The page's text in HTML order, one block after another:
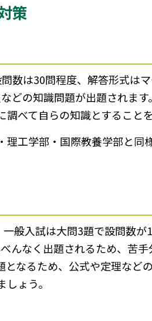
策
数は30問程度、解答形式は
どの知識問題が出題されま
べて自らの知識とすること
工学部・国際教養学部と同
般入試は大問3題で設問数
んなく出題されるため、苦
なるため、公式や定理など
ょう。